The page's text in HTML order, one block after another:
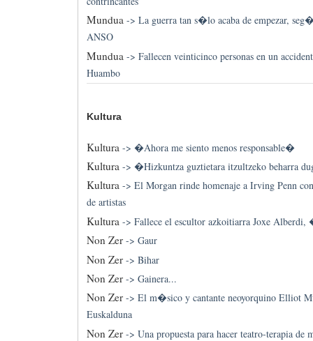
Mundua-> La guerra tan s�lo acaba de empezar,
ANSO
Mundua -> Fallecen veinticinco personas en un
Huambo
Kultura
Kultura -> �Ahora me siento menos responsable�
Kultura-> �Hizkuntza guztietara itzultzeko beharra
Kultura-> El Morgan rinde homenaje a Irving Penn
de artistas
Kultura -> Fallece el escultor azkoitiarra Joxe
Non Zer-> Gaur
Non Zer-> Bihar
Non Zer-> Gainera...
Non Zer-> El m�sico y cantante neoyorquino Elliot
Euskalduna
Non Zer-> Una propuesta para hacer teatro-terapia de